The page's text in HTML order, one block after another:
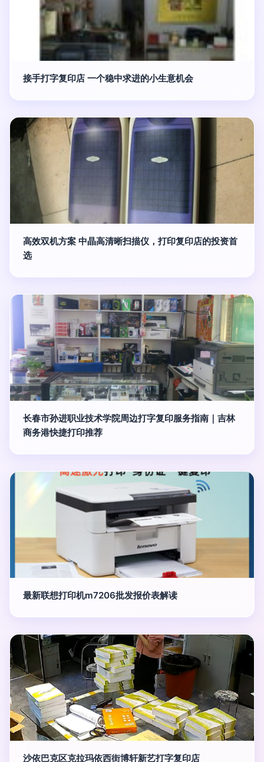
接手打字复印店 一个稳中求进的小生意机会
高效双机方案 中晶高清晰扫描仪，打印复印店的投资首
选
长春市孙进职业技术学院周边打字复印服务指南｜吉林
商务港快捷打印推荐
最新联想打印机m7206批发报价表解读
沙依巴克区克拉玛依西街博轩新艺打字复印店